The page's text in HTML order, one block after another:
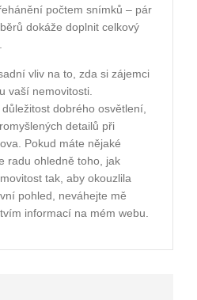
počtem snímků – pár
dokáže doplnit celkový
vliv na to, zda si zájemci
vaší nemovitosti.
dobrého osvětlení,
detailů při
Pokud máte nějaké
radu ohledně toho, jak
tak, aby okouzlila
pohled, neváhejte mě
informací na mém webu.